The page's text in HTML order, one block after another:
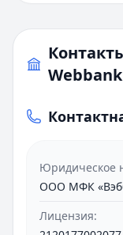
Юридическое
ООО МФК
Лицензия: